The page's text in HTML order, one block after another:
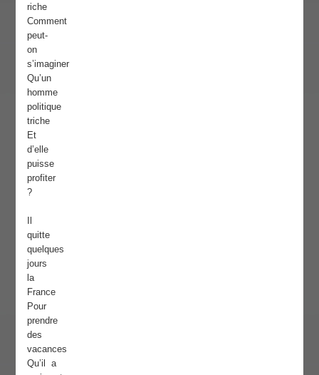
riche
Comment
peut-
on
s’imaginer
Qu’un
homme
politique
triche
Et
d’elle
puisse
profiter
?
quitte
quelques
jours
la
France
Pour
prendre
des
vacances
Qu’il a